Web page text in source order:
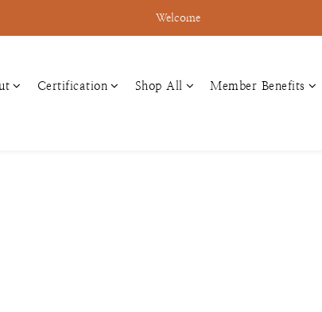
Welcome
Certification Shop All Member Benefits